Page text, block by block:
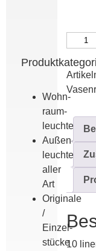
Wohn­
raum­
leuchten
Außen­
leuchten
aller
Art
Originale
/
Einzel­
stücke
Menge
10